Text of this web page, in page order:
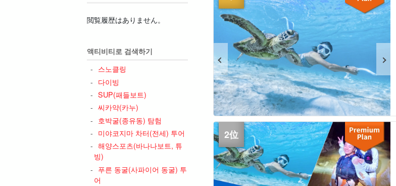
閲覧履歴はありません。
액티비티로 검색하기
스노클링
다이빙
SUP(패들보트)
씨카약(카누)
호박굴(종유동) 탐험
미야코지마 차터(전세) 투어
해양스포츠(바나나보트, 튜
빙)
푸른 동굴(사파이어 동굴) 투
어